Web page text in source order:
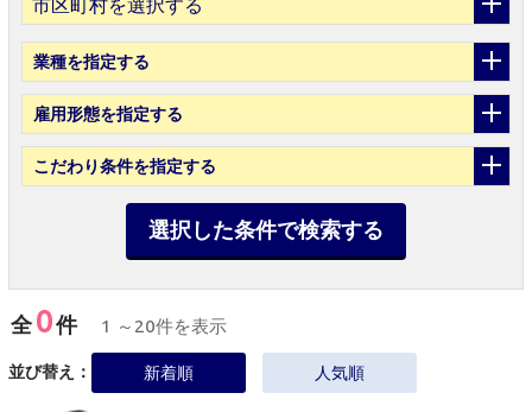
市区町村を選択する
業種を指定する
雇用形態を指定する
こだわり条件を指定する
選択した条件で検索する
全0件 1 ～20件を表示
並び替え： 新着順 人気順